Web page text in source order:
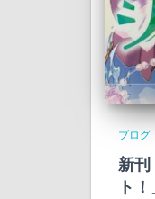
ブログ
新刊
ト